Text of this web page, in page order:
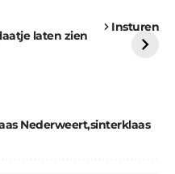
Insturen
laten zien
uitdaging
Nederweertsinterklaas